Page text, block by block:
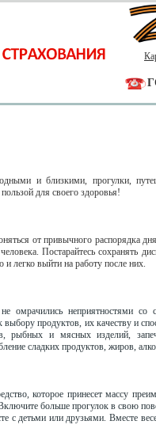
и близкими, прогулки,
для своего здоровья!
от привычного распорядка
Постарайтесь сохранять
легко выйти на работу после них.
омрачились неприятностями со
выбору продуктов, их качеству и
рыбных и мясных изделий,
сладких продуктов, жиров,
которое принесет массу
больше прогулок в свою
с детьми или друзьями. Вместе